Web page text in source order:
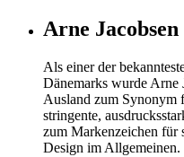
Arne Jacobsen
Als einer der
Dänemarks wurde Arne
Ausland zum Synonym
stringente,
zum Markenzeichen für
Design im Allgemeinen.